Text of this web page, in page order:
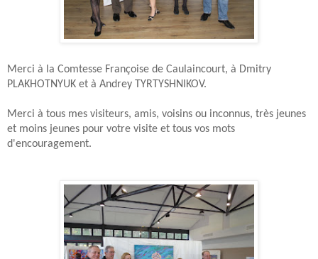
Merci à la Comtesse Françoise de Caulaincourt, à Dmitry
PLAKHOTNYUK et à Andrey TYRTYSHNIKOV.
Merci à tous mes visiteurs, amis, voisins ou inconnus, très jeunes
et moins jeunes pour votre visite et tous vos mots
d'encouragement.